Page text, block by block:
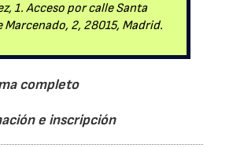
1. Acceso por calle Santa
Marcenado, 2, 28015, Madrid.
completo
e inscripción